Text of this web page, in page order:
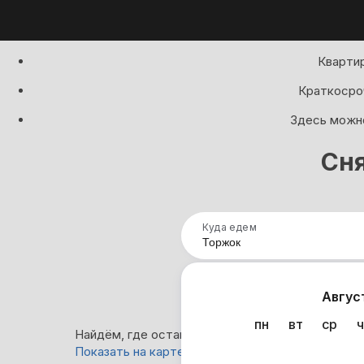
Здесь
Куда едем
пн
вт ср
Найдём, где остановиться в Торжке: 0 вариантов
Показать на карте